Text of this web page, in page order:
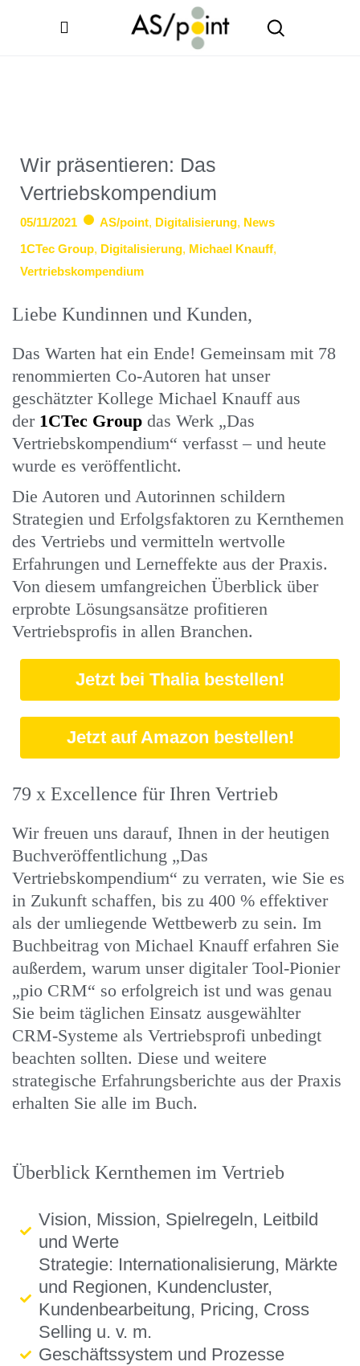
Wir präsentieren: Das
Vertriebskompendium
05/11/2021 AS/point, Digitalisierung, News
1CTec Group, Digitalisierung, Michael Knauff,
Vertriebskompendium
Liebe Kundinnen und Kunden,
Das Warten hat ein Ende! Gemeinsam mit 78
renommierten Co-Autoren hat unser
geschätzter Kollege Michael Knauff aus
der 1CTec Group das Werk „Das
Vertriebskompendium“ verfasst – und heute
wurde es veröffentlicht.
Die Autoren und Autorinnen schildern
Strategien und Erfolgsfaktoren zu Kernthemen
des Vertriebs und vermitteln wertvolle
Erfahrungen und Lerneffekte aus der Praxis.
Von diesem umfangreichen Überblick über
erprobte Lösungsansätze profitieren
Vertriebsprofis in allen Branchen.
Jetzt bei Thalia bestellen!
Jetzt auf Amazon bestellen!
79 x Excellence für Ihren Vertrieb
Wir freuen uns darauf, Ihnen in der heutigen
Buchveröffentlichung „Das
Vertriebskompendium“ zu verraten, wie Sie es
in Zukunft schaffen, bis zu 400 % effektiver
als der umliegende Wettbewerb zu sein. Im
Buchbeitrag von Michael Knauff erfahren Sie
außerdem, warum unser digitaler Tool-Pionier
„pio CRM“ so erfolgreich ist und was genau
Sie beim täglichen Einsatz ausgewählter
CRM-Systeme als Vertriebsprofi unbedingt
beachten sollten. Diese und weitere
strategische Erfahrungsberichte aus der Praxis
erhalten Sie alle im Buch.
Überblick Kernthemen im Vertrieb
Vision, Mission, Spielregeln, Leitbild
und Werte
Strategie: Internationalisierung, Märkte
und Regionen, Kundencluster,
Kundenbearbeitung, Pricing, Cross
Selling u. v. m.
Geschäftssystem und Prozesse